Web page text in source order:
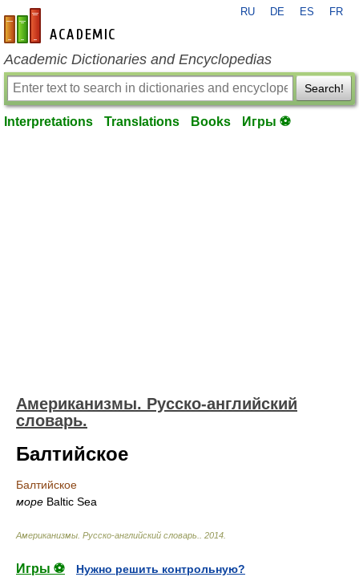
en-academic.com
RU DE ES FR
Academic Dictionaries and Encyclopedias
Search!
Interpretations Translations Books Игры ⚽
Американизмы. Русско-английский
словарь.
Балтийское
Балтийское
море Baltic Sea
Американизмы. Русско-английский словарь. 2014
Игры ⚽
Нужно решить контрольную?